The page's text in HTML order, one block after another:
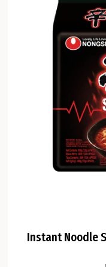
Instant Noodle